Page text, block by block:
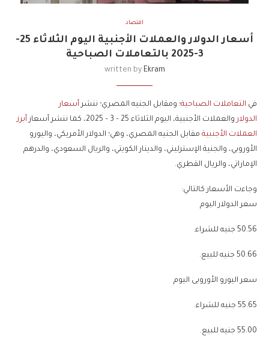
اقتصاد
أسعار الدولار والعملات الأجنبية اليوم الثلاثاء 25-
3-2025 بالتعاملات الصباحية
written by Ekram
في التعاملات الصباحية؛ ومقابل الجنيه المصري؛ ننشر أسعار
الدولار والعملات الأجنبية، اليوم الثلاثاء 25 – 3 – 2025، كما ننشر أسعار
أبرز
العملات الأجنبية مقابل الجنيه المصري، وهي؛ الدولار الأمريكي، واليورو
الأوروبي، والجنية الإسترليني، والدينار الكويتي، والريال السعودي، والدرهم
الإماراتي، والريال القطري.
50.56 جنيه للشراء.
50.66 جنيه للبيع.
55.65 جنيه للشراء.
55.00 جنيه للبيع.